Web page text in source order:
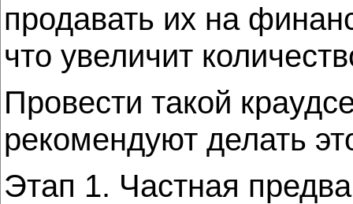
продавать их на
что увеличит
Провести такой
рекомендуют делать
Этап 1. Частная